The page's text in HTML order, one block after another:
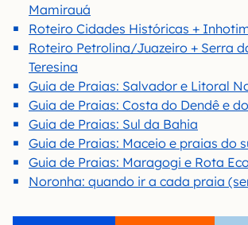
Mamirauá
Roteiro Cidades Históricas +
Roteiro Petrolina/Juazeiro + Serra
Teresina
Guia de Praias: Salvador e Litoral
Guia de Praias: Costa do Dendê e
Guia de Praias: Sul da Bahia
Guia de Praias: Maceio e praias do
Guia de Praias: Maragogi e Rota
Noronha: quando ir a cada praia